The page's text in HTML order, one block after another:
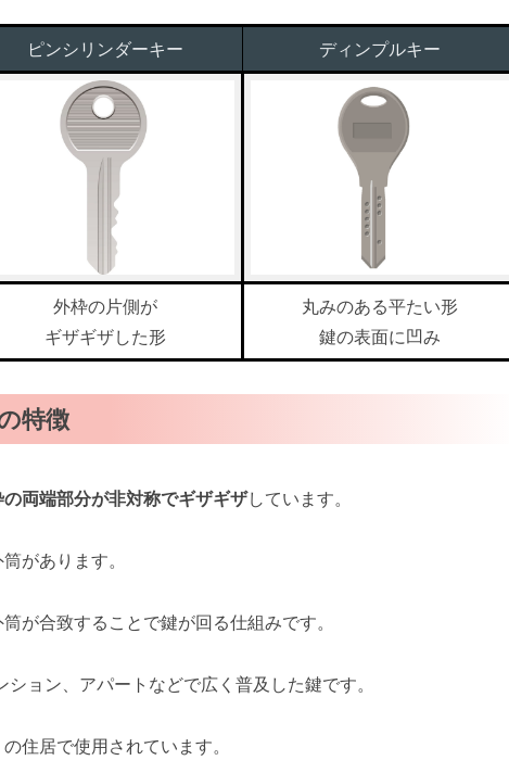
ピンシリンダーキー ディンプルキー
外枠の片側が
ギザギザした形
丸みのある平たい形
鍵の表面に凹み
特徴
の両端部分が非対称でギザギザしています。
があります。
が合致することで鍵が回る仕組みです。
ョン、アパートなどで広く普及した鍵です。
住居で使用されています。